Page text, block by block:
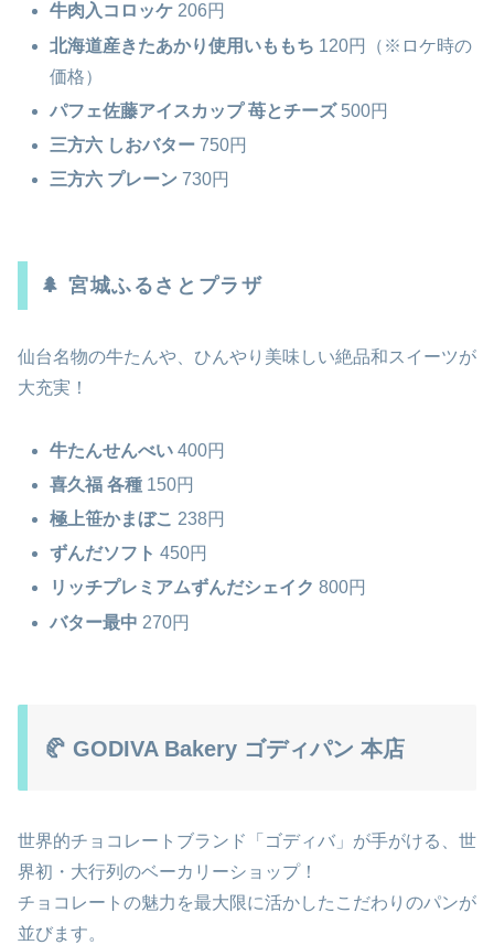
牛肉入コロッケ 206円
北海道産きたあかり使用いももち 120円（※ロケ時の
価格）
パフェ佐藤アイスカップ 苺とチーズ500円
三方六 しおバター 750円
三方六 プレーン 730円
🌲 宮城ふるさとプラザ
仙台名物の牛たんや、ひんやり美味しい絶品和スイーツが
大充実！
牛たんせんべい 400円
喜久福 各種 150円
極上笹かまぼこ 238円
ずんだソフト 450円
リッチプレミアムずんだシェイク 800円
バター最中 270円
🥐 GODIVA Bakery ゴディパン 本店
世界的チョコレートブランド「ゴディバ」が手がける、世
界初・大行列のベーカリーショップ！
チョコレートの魅力を最大限に活かしたこだわりのパンが
並びます。